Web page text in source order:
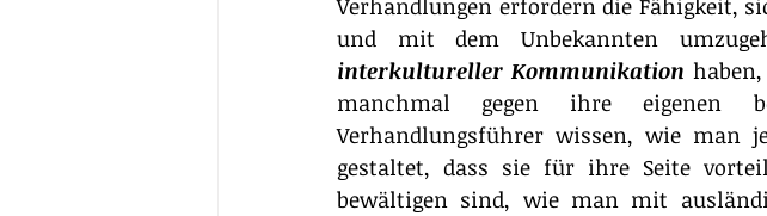
Verhandlungen erfordern die Fähigkeit,
interkultureller Kommunikation
manchmal gegen ihre eigenen
Verhandlungsführer wissen, wie man
gestaltet, dass sie für ihre Seite
bewältigen sind, wie man mit